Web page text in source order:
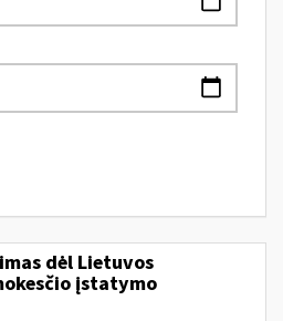
dėl Lietuvos
įstatymo